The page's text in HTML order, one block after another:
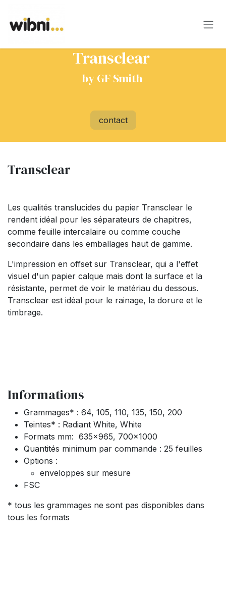
Transclear
by GF Smith
contact
Transclear
Les qualités translucides du papier Transclear le
rendent idéal pour les séparateurs de chapitres,
comme feuille intercalaire ou comme couche
secondaire dans les emballages haut de gamme.
L'impression en offset sur Transclear, qui a l'effet
visuel d'un papier calque mais dont la surface et la
résistante, permet de voir le matériau du dessous.
Transclear est idéal pour le rainage, la dorure et le
timbrage.
Informations
Grammages* : 64, 105, 110, 135, 150, 200
Teintes* : Radiant White, White
Formats mm: 635x965, 700x1000
Quantités minimum par commande : 25 feuilles
Options :
enveloppes sur mesure
FSC
* tous les grammages ne sont pas disponibles dans
tous les formats